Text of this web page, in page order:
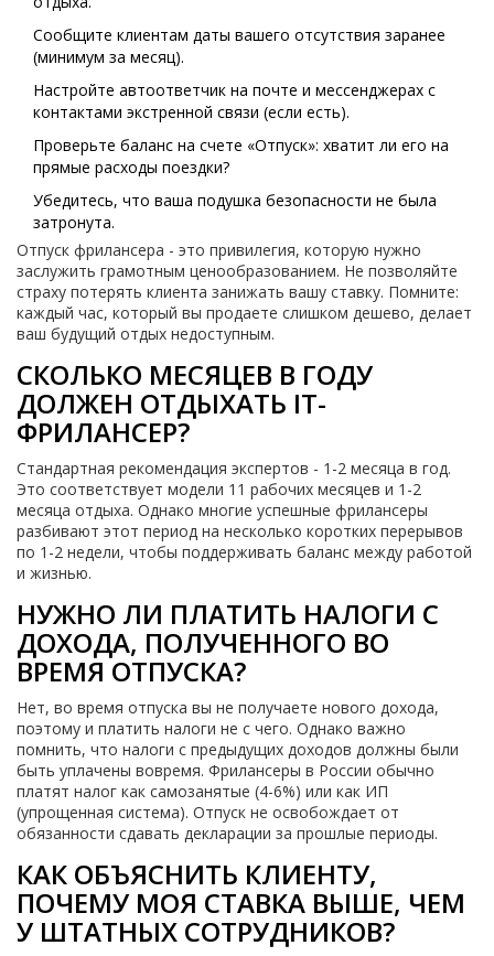
Сообщите клиентам даты вашего отсутствия заранее
(минимум за месяц).
Настройте автоответчик на почте и мессенджерах с
контактами экстренной связи (если есть).
Проверьте баланс на счете «Отпуск»: хватит ли его на
прямые расходы поездки?
Убедитесь, что ваша подушка безопасности не была
затронута.
Отпуск фрилансера - это привилегия, которую нужно
заслужить грамотным ценообразованием. Не позволяйте
страху потерять клиента занижать вашу ставку. Помните:
каждый час, который вы продаете слишком дешево, делает
ваш будущий отдых недоступным.
СКОЛЬКО МЕСЯЦЕВ В ГОДУ
ДОЛЖЕН ОТДЫХАТЬ IT-
ФРИЛАНСЕР?
Стандартная рекомендация экспертов - 1-2 месяца в год.
Это соответствует модели 11 рабочих месяцев и 1-2
месяца отдыха. Однако многие успешные фрилансеры
разбивают этот период на несколько коротких перерывов
по 1-2 недели, чтобы поддерживать баланс между работой
и жизнью.
НУЖНО ЛИ ПЛАТИТЬ НАЛОГИ С
ДОХОДА, ПОЛУЧЕННОГО ВО
ВРЕМЯ ОТПУСКА?
Нет, во время отпуска вы не получаете нового дохода,
поэтому и платить налоги не с чего. Однако важно
помнить, что налоги с предыдущих доходов должны были
быть уплачены вовремя. Фрилансеры в России обычно
платят налог как самозанятые (4-6%) или как ИП
(упрощенная система). Отпуск не освобождает от
обязанности сдавать декларации за прошлые периоды.
КАК ОБЪЯСНИТЬ КЛИЕНТУ,
ПОЧЕМУ МОЯ СТАВКА ВЫШЕ, ЧЕМ
У ШТАТНЫХ СОТРУДНИКОВ?